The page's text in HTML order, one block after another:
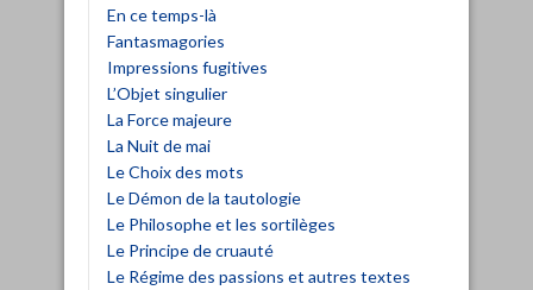
En ce temps-là
Fantasmagories
Impressions fugitives
L’Objet singulier
La Force majeure
La Nuit de mai
Le Choix des mots
Le Démon de la tautologie
Le Philosophe et les sortilèges
Le Principe de cruauté
Le Régime des passions et autres textes